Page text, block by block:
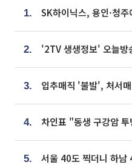
1.
2.
3. 입추매직 '불발', 처서
4.
5.